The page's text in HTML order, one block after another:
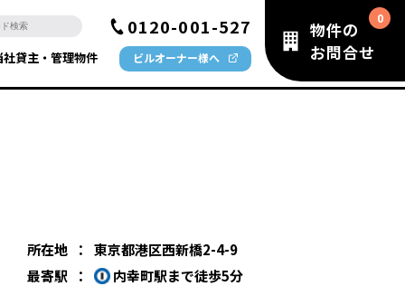
0120-001-527
社貸主・管理物件 ビルオーナー様へ
物件の
お問合せ
所在地 ：
東京都港区西新橋2-4-9
最寄駅
：
内幸町駅まで徒歩5分